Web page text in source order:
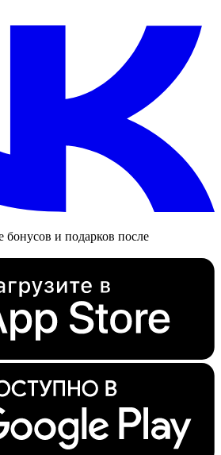
и подарков после